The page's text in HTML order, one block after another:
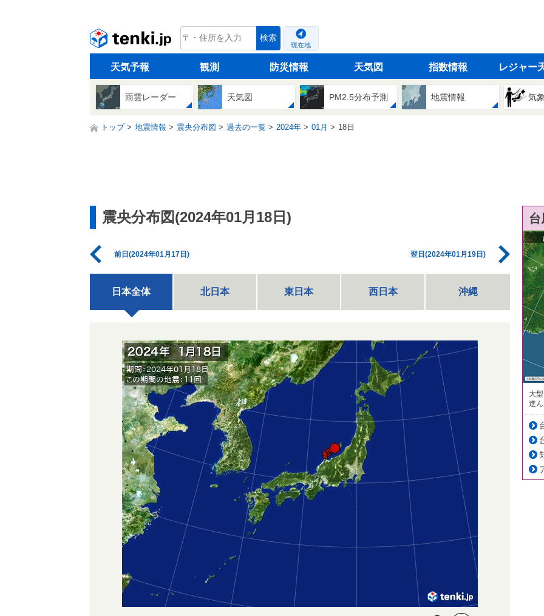
tenki.jp 検索
現在地
天気予報 観測 防災情報 天気図 指数情報 レジャー
雨雲レーダー 天気図 PM2.5分布予測 地震情報 気
トップ 地震情報 震央分布図 過去の一覧 2024年 01月 18日
震央分布図(2024年01月18日)
前日(2024年01月17日) 翌日(2024年01月19日)
日本全体 北日本 東日本 西日本 沖縄
大
進